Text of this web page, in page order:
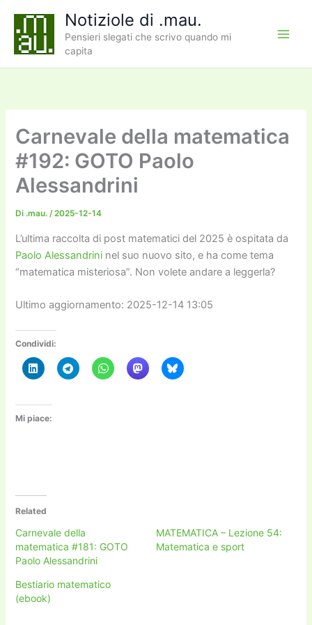
contenuto
Notiziole di .mau.
Pensieri slegati che scrivo quando mi
capita
Carnevale della matematica
#192: GOTO Paolo
Alessandrini
Di .mau./2025-12-14
L’ultima raccolta di post matematici del 2025 è ospitata da
Paolo Alessandrini nel suo nuovo sito, e ha come tema
“matematica misteriosa”. Non volete andare a leggerla?
Ultimo aggiornamento: 2025-12-14 13:05
Condividi:
Mi piace:
Related
Carnevale della
matematica #181: GOTO
Paolo Alessandrini
MATEMATICA – Lezione 54:
Matematica e sport
Bestiario matematico
(ebook)